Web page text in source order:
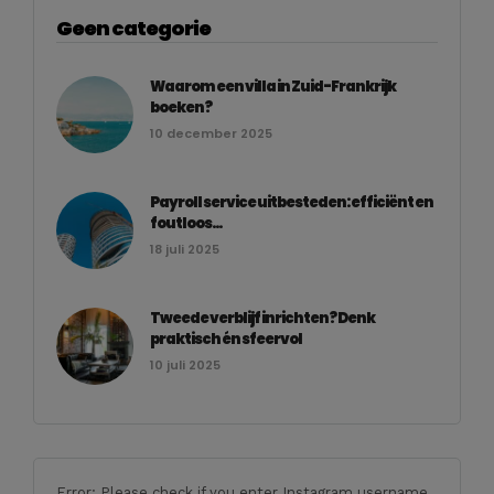
Geen categorie
Waarom een villa in Zuid-Frankrijk
boeken?
10 december 2025
Payroll service uitbesteden: efficiënt en
foutloos...
18 juli 2025
Tweede verblijf inrichten? Denk
praktisch én sfeervol
10 juli 2025